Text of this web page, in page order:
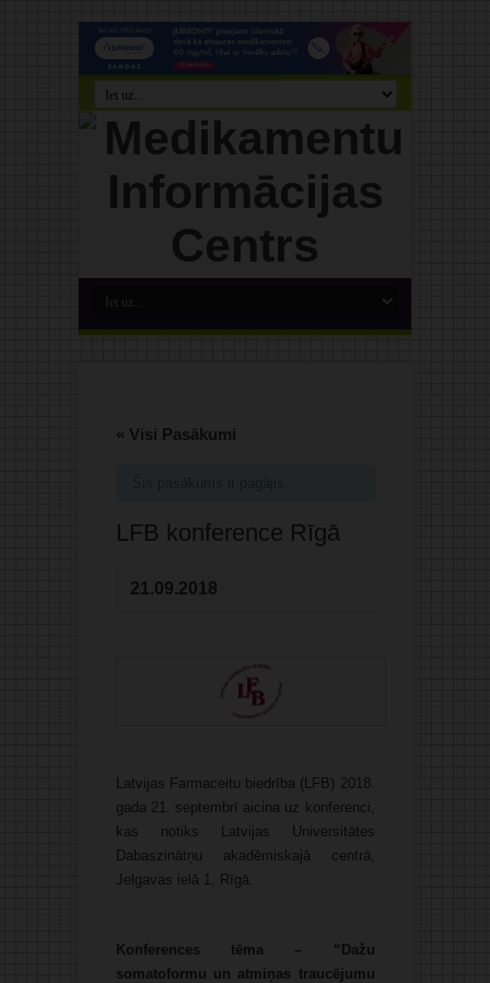
« Visi Pasākumi
Šis pasākums ir pagājis.
LFB konference Rīgā
21.09.2018
Latvijas Farmaceitu biedrība (LFB) 2018.
gada 21. septembrī aicina uz konferenci,
kas notiks Latvijas Universitātes
Dabaszinātņu akadēmiskajā centrā,
Jelgavas ielā 1, Rīgā.
Konferences tēma – “ Dažu
somatoformu un atmiņas traucējumu